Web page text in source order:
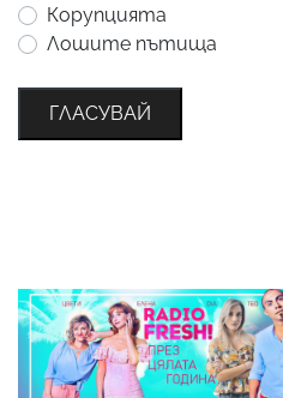
Корупцията
Лошите пътища
ГЛАСУВАЙ